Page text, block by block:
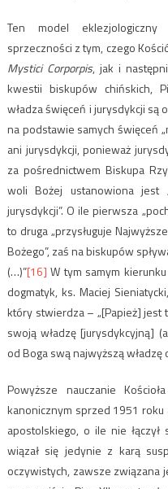
Ten model
sprzeczności z tym, czego
Mystici Corporpis, jak i
kwestii biskupów chińskich,
władza święceń i jurysdykcji są
na podstawie samych święceń
ani jurysdykcji, ponieważ
za pośrednictwem Biskupa
woli Bożej ustanowiona jest
jurysdykcji”. O ile pierwsza
to druga „przysługuje
Bożego”, zaś na biskupów
(…)”[16] W tym samym
dogmatyk, ks. Maciej
który stwierdza – „[Papież] jest
swoją władzę [jurysdykcyjną]
od Boga swą najwyższą władzę
Powyższe nauczanie
kanonicznym sprzed 1951
apostolskiego, o ile nie
wiązał się jedynie z karą
oczywistych, zawsze związana